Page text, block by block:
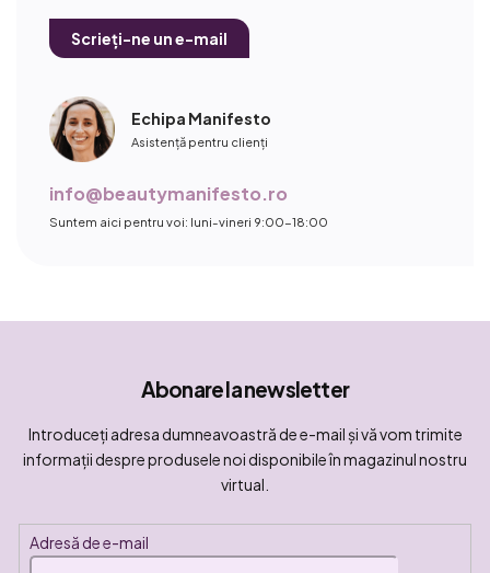
Scrieți-ne un e-mail
Echipa Manifesto
Asistență pentru clienți
info@beautymanifesto.ro
Suntem aici pentru voi: luni-vineri 9:00-18:00
Abonare la newsletter
Introduceţi adresa dumneavoastră de e-mail şi vă vom trimite
informaţii despre produsele noi disponibile în magazinul nostru
virtual.
Adresă de e-mail